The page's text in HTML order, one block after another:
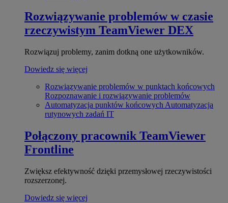
Rozwiązywanie problemów w czasie
rzeczywistym TeamViewer DEX
Rozwiązuj problemy, zanim dotkną one użytkowników.
Dowiedz się więcej
Rozwiązywanie problemów w punktach końcowych
Rozpoznawanie i rozwiązywanie problemów
Automatyzacja punktów końcowych Automatyzacja
rutynowych zadań IT
Połączony pracownik TeamViewer
Frontline
Zwiększ efektywność dzięki przemysłowej rzeczywistości
rozszerzonej.
Dowiedz się więcej